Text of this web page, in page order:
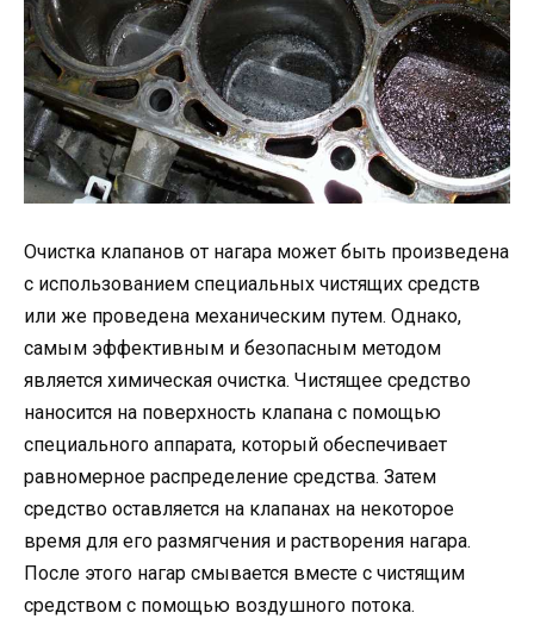
Очистка клапанов от нагара может быть произведена
с использованием специальных чистящих средств
или же проведена механическим путем. Однако,
самым эффективным и безопасным методом
является химическая очистка. Чистящее средство
наносится на поверхность клапана с помощью
специального аппарата, который обеспечивает
равномерное распределение средства. Затем
средство оставляется на клапанах на некоторое
время для его размягчения и растворения нагара.
После этого нагар смывается вместе с чистящим
средством с помощью воздушного потока.